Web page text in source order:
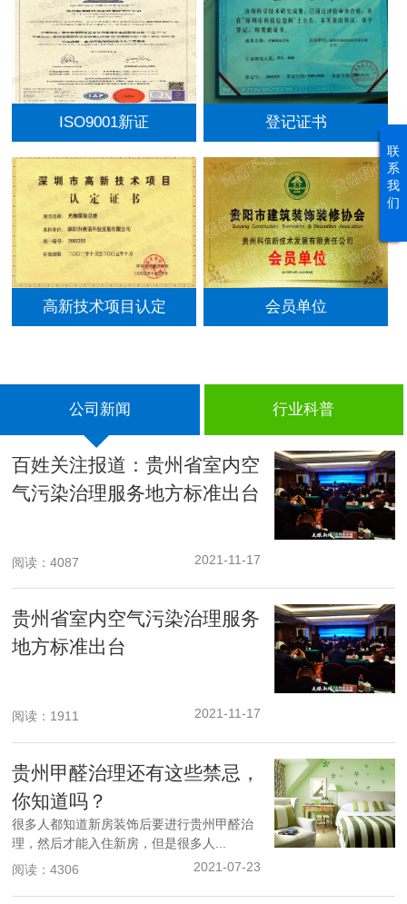
范》参编企业
ISO9001新证 登记证书
高新技术项目认定 会员单位
公司新闻 行业科普
百姓关注报道：贵州省室内空
气污染治理服务地方标准出台
2021-11-17
阅读：4087
贵州省室内空气污染治理服务
地方标准出台
2021-11-17
阅读：1911
贵州甲醛治理还有这些禁忌，
你知道吗？
很多人都知道新房装饰后要进行贵州甲醛治
理，然后才能入住新房，但是很多人...
2021-07-23
阅读：4306
联
系
我
们